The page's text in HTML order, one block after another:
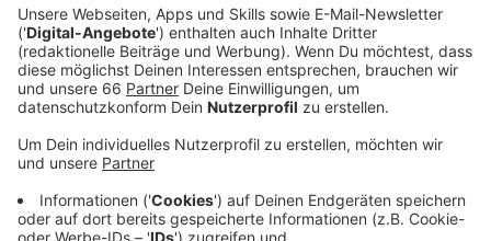
Der deutsche DJ und Musikproduzent Glockenbach
hat neue Musik am Start. Im August hat er seine neue
Henderson als Feature-Künstlerin dabei ist. Ella
Henderson ist für den gesanglichen Part des Tracks
verantwortlich. Im Songtext zu "Lifeline" singt die
britische Sängerin über eine wichtige Person in ihrem